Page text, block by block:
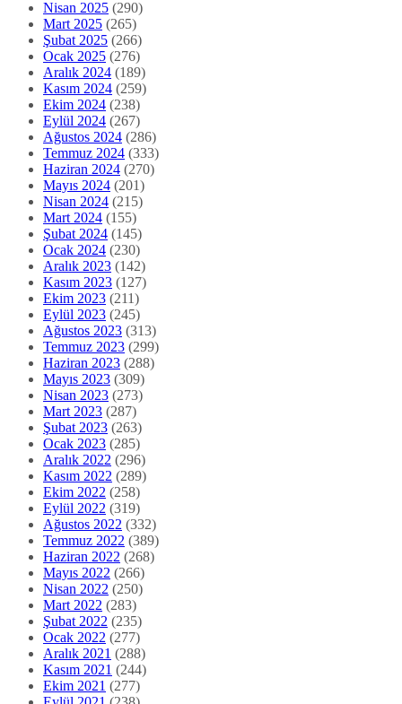
Nisan 2025 (290)
Mart 2025 (265)
Şubat 2025 (266)
Ocak 2025 (276)
Aralık 2024 (189)
Kasım 2024 (259)
Ekim 2024 (238)
Eylül 2024 (267)
Ağustos 2024 (286)
Temmuz 2024 (333)
Haziran 2024 (270)
Mayıs 2024 (201)
Nisan 2024 (215)
Mart 2024 (155)
Şubat 2024 (145)
Ocak 2024 (230)
Aralık 2023 (142)
Kasım 2023 (127)
Ekim 2023 (211)
Eylül 2023 (245)
Ağustos 2023 (313)
Temmuz 2023 (299)
Haziran 2023 (288)
Mayıs 2023 (309)
Nisan 2023 (273)
Mart 2023 (287)
Şubat 2023 (263)
Ocak 2023 (285)
Aralık 2022 (296)
Kasım 2022 (289)
Ekim 2022 (258)
Eylül 2022 (319)
Ağustos 2022 (332)
Temmuz 2022 (389)
Haziran 2022 (268)
Mayıs 2022 (266)
Nisan 2022 (250)
Mart 2022 (283)
Şubat 2022 (235)
Ocak 2022 (277)
Aralık 2021 (288)
Kasım 2021 (244)
Ekim 2021 (277)